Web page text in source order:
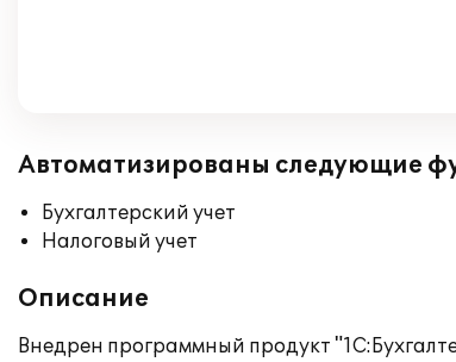
Автоматизированы следующие
Бухгалтерский учет
Налоговый учет
Описание
Внедрен программный продукт